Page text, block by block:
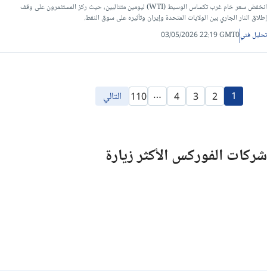
انخفض سعر خام غرب تكساس الوسيط (WTI) ليومين متتاليين، حيث ركز المستثمرون على وقف
إطلاق النار الجاري بين الولايات المتحدة وإيران وتأثيره على سوق النفط.
تحليل فني03/05/2026 22:19 GMT0
1
2
3
4
…
110 التالي
شركات الفوركس الأكثر زيارة